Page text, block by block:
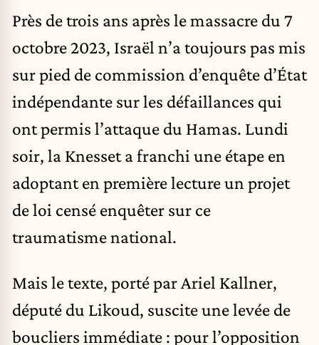
Près de trois ans après le massacre du 7
octobre 2023, Israël n’a toujours pas mis
sur pied de commission d’enquête d’État
indépendante sur les défaillances qui
ont permis l’attaque du Hamas. Lundi
soir, la Knesset a franchi une étape en
adoptant en première lecture un projet
de loi censé enquêter sur ce
traumatisme national.
Mais le texte, porté par Ariel Kallner,
député du Likoud, suscite une levée de
boucliers immédiate : pour l’opposition